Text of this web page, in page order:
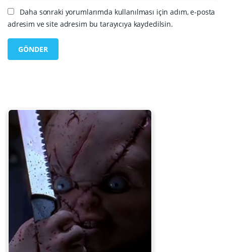
Daha sonraki yorumlarımda kullanılması için adım, e-posta
adresim ve site adresim bu tarayıcıya kaydedilsin.